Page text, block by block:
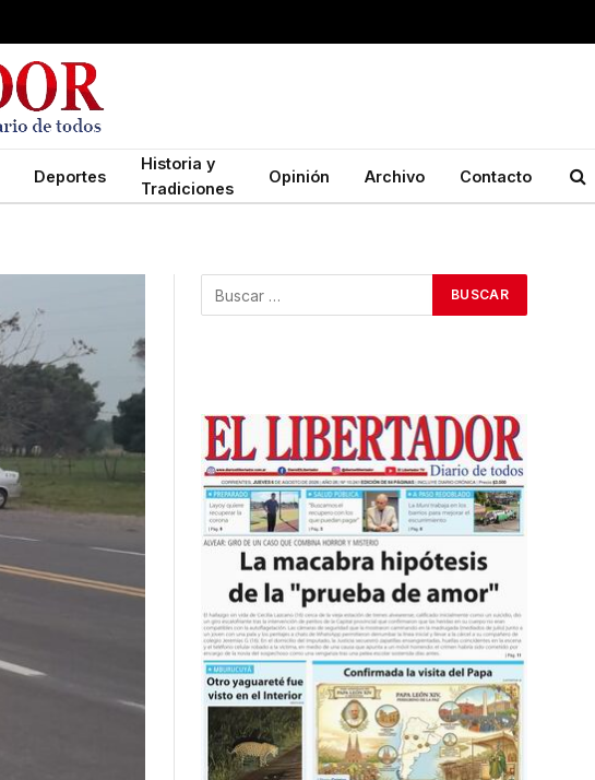
Deportes
Historia y
Tradiciones
Opinión Archivo Contacto